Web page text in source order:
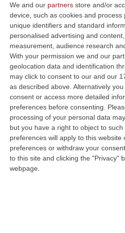
We and our partners store and/or
device, such as cookies and
unique identifiers and standard
personalised advertising and
measurement, audience research
With your permission we and our
geolocation data and identification
may click to consent to our and our
as described above. Alternatively
consent or access more detailed
preferences before consenting.
processing of your personal data
but you have a right to object to
preferences will apply to this website
preferences or withdraw your
to this site and clicking the "Privacy"
webpage.
Strade danneggiate da
il Pd: «Servono
Sopralluogo del
Giovanni Muraca nelle
strade SP2 e SP2 Bis e sui
Pedemontana della Piana
Pubblicato il: 24/03/25 – 10:21